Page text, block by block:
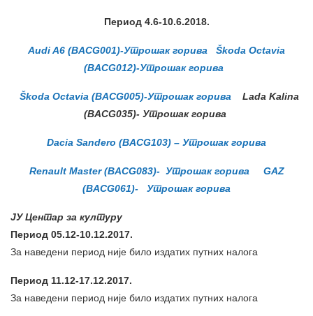
Период 4.6-10.6.2018.
Audi A6 (BACG001)-Утрошак горива
Škoda Octavia
(BACG012)-Утрошак горива
Škoda Octavia (BACG005)-Утрошак горива
Lada Kalina
(BACG035)- Утрошак горива
Dacia Sandero (BACG103) – Утрошак горива
Renault Master (BACG083)- Утрошак горива
GAZ
(BACG061)- Утрошак горива
ЈУ Центар за културу
Период 05.12-10.12.2017.
За наведени период није било издатих путних налога
Период 11.12-17.12.2017.
За наведени период није било издатих путних налога